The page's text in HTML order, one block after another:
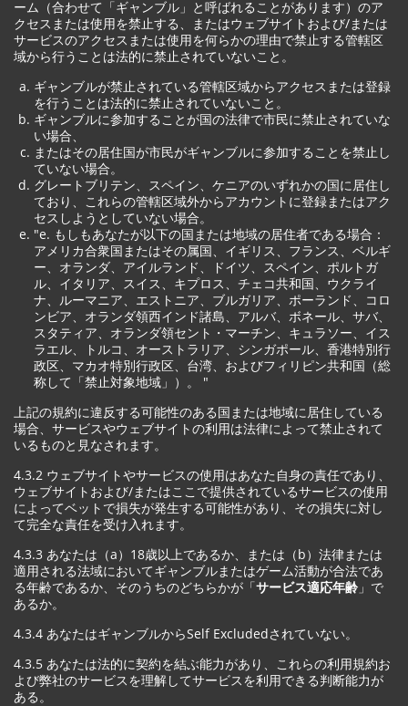
ーム（合わせて「ギャンブル」と呼ばれることがあります）のア
クセスまたは使用を禁止する、またはウェブサイトおよび/または
サービスのアクセスまたは使用を何らかの理由で禁止する管轄区
域から行うことは法的に禁止されていないこと。
ギャンブルが禁止されている管轄区域からアクセスまたは登録
を行うことは法的に禁止されていないこと。
ギャンブルに参加することが国の法律で市民に禁止されていな
い場合、
またはその居住国が市民がギャンブルに参加することを禁止し
ていない場合。
グレートブリテン、スペイン、ケニアのいずれかの国に居住し
ており、これらの管轄区域外からアカウントに登録またはアク
セスしようとしていない場合。
"e. もしもあなたが以下の国または地域の居住者である場合：
アメリカ合衆国またはその属国、イギリス、フランス、ベルギ
ー、オランダ、アイルランド、ドイツ、スペイン、ポルトガ
ル、イタリア、スイス、キプロス、チェコ共和国、ウクライ
ナ、ルーマニア、エストニア、ブルガリア、ポーランド、コロ
ンビア、オランダ領西インド諸島、アルバ、ボネール、サバ、
スタティア、オランダ領セント・マーチン、キュラソー、イス
ラエル、トルコ、オーストラリア、シンガポール、香港特別行
政区、マカオ特別行政区、台湾、およびフィリピン共和国（総
称して「禁止対象地域」）。 "
上記の規約に違反する可能性のある国または地域に居住している
場合、サービスやウェブサイトの利用は法律によって禁止されて
いるものと見なされます。
4.3.2 ウェブサイトやサービスの使用はあなた自身の責任であり、
ウェブサイトおよび/またはここで提供されているサービスの使用
によってベットで損失が発生する可能性があり、その損失に対し
て完全な責任を受け入れます。
4.3.3 あなたは（a）18歳以上であるか、または（b）法律または
適用される法域においてギャンブルまたはゲーム活動が合法であ
る年齢であるか、そのうちのどちらかが「サービス適応年齢 」で
あるか。
4.3.4 あなたはギャンブルからSelf Excludedされていない。
4.3.5 あなたは法的に契約を結ぶ能力があり、これらの利用規約お
よび弊社のサービスを理解してサービスを利用できる判断能力が
ある。